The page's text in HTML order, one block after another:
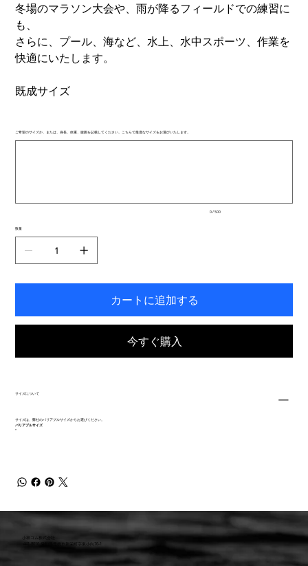
冬場のマラソン大会や、雨が降るフィールドでの練習に
も、
さらに、プール、海など、水上、水中スポーツ、作業を
快適にいたします。
既成サイズ
ご希望のサイズか、または、身長、体重、腹囲を記載してください。こちらで最適なサイズをお選びいたします。
入
き
す。
0 / 500
数量
カートに追加する
今すぐ購入
サイズについて
サイズは、弊社のバリアブルサイズからお選びください。
バリアブルサイズ
"
小林ゴム株式会社
441-8016 愛知県豊橋市新栄町字東小向76-1